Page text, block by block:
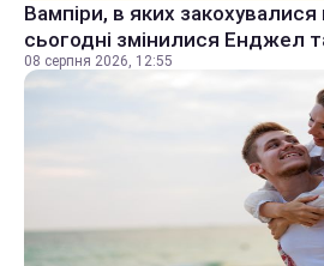
Вампіри, в яких
сьогодні змінилися Енджел
08 серпня 2026, 12:55